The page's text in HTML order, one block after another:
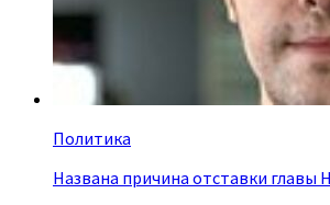
Политика
Названа причина отставки